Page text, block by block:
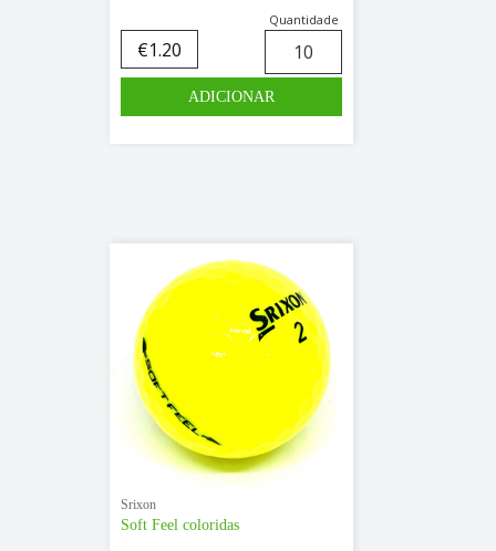
€1.20
Quantidade
Srixon
Soft Feel coloridas